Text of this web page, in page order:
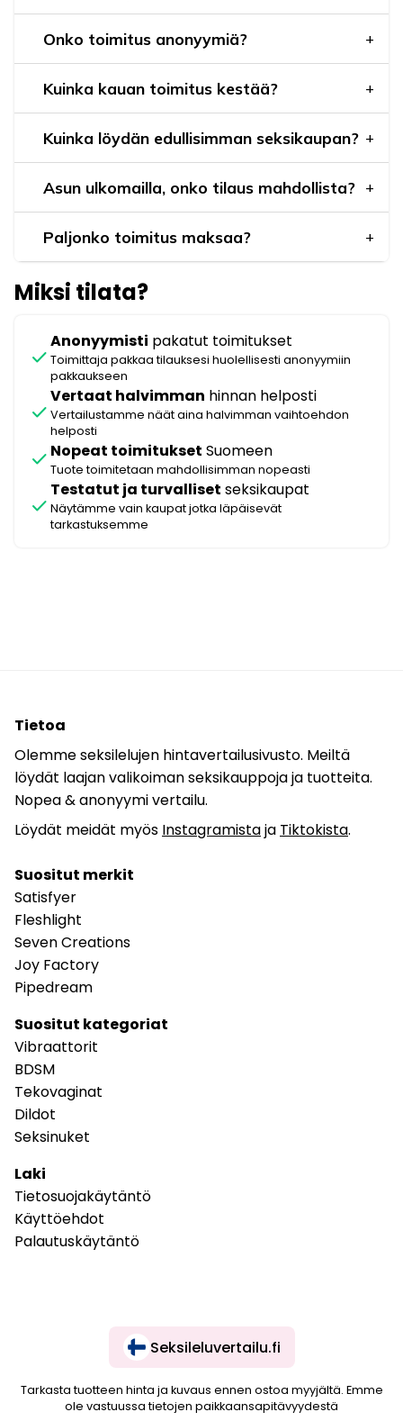
Onko toimitus anonyymiä?
Kuinka kauan toimitus kestää?
Kuinka löydän edullisimman seksikaupan?
Asun ulkomailla, onko tilaus mahdollista?
Paljonko toimitus maksaa?
Miksi tilata?
check
Anonyymisti pakatut toimitukset
Toimittaja pakkaa tilauksesi huolellisesti anonyymiin
pakkaukseen
check
Vertaat halvimman hinnan helposti
Vertailustamme näät aina halvimman vaihtoehdon
helposti
check Nopeat toimitukset Suomeen
Tuote toimitetaan mahdollisimman nopeasti
check
Testatut ja turvalliset seksikaupat
Näytämme vain kaupat jotka läpäisevät
tarkastuksemme
Tietoa
Olemme seksilelujen hintavertailusivusto. Meiltä
löydät laajan valikoiman seksikauppoja ja tuotteita.
Nopea & anonyymi vertailu.
Löydät meidät myös Instagramistaja Tiktokista.
Suositut merkit
Satisfyer
Fleshlight
Seven Creations
Joy Factory
Pipedream
Suositut kategoriat
Vibraattorit
BDSM
Tekovaginat
Dildot
Seksinuket
Laki
Tietosuojakäytäntö
Käyttöehdot
Palautuskäytäntö
Seksileluvertailu.fi
Tarkasta tuotteen hinta ja kuvaus ennen ostoa myyjältä. Emme
ole vastuussa tietojen paikkaansapitävyydestä